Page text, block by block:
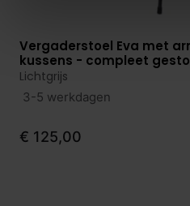
Bekijk product
Vergaderstoel Eva met
kussens - compleet
Lichtgrijs
3-5 werkdagen
€ 125,00